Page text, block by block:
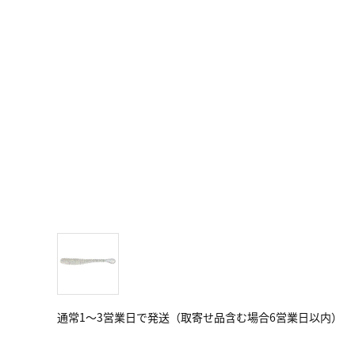
通常1～3営業日で発送（取寄せ品含む場合6営業日以内）